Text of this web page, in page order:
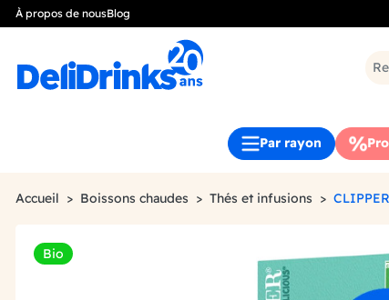
À propos de nousBlog
Par rayon
Accueil Boissons chaudes Thés et infusions
Bio